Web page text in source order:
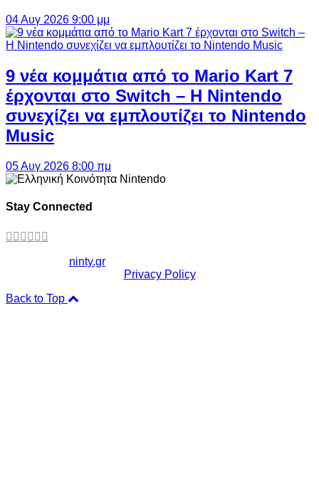
04 Αυγ 2026 9:00 μμ
9 νέα κομμάτια από το Mario Kart 7
έρχονται στο Switch – Η Nintendo
συνεχίζει να εμπλουτίζει το Nintendo
Music
05 Αυγ 2026 8:00 πμ
Stay Connected
ninty.gr
Privacy Policy
Back to Top